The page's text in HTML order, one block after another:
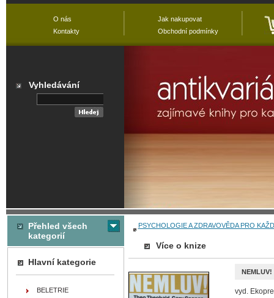
PSYCHOLOGIE A ZDRAVOVĚDA PRO
Více o knize
NEMLUV!
vyd.
Přehled všech
kategorií
Hlavní kategorie
BELETRIE
O nás
Kontakty
Jak nakupovat
Obchodní podmínky
Vyhledávání